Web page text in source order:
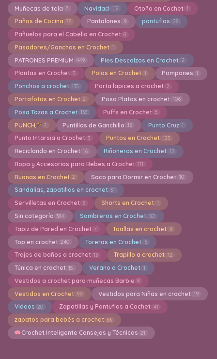
Muñecas de tela 2 Navidad 112 Otoño en Cochet 1
Paños de Cocina 78 Pantalones 9 pantuflas 28
Pañuelos para el Cabello en Crochet 8
Pasadores/Ganchos en Crochet 1
PATRONES PREMIUM 449 Pies Descalzos en Crochet 2
Plantas en Crochet 5 Polos en Crochet 1 Pompones 1
Ponchos a crochet 135 Porta lapices a crochet 2
Portafotos en Crochet 2 Posa Platos en crochet 106
Posa Tazas a Crochet 133 Puffs en Crochet 5
PUNCH 1 Puntillas de Ganchillo 16 Punto Cruz 1
Punto Intarsia a Crochet 3 Puntos en Crochet 125
Reciclando en Crochet 16 Riñoneras en Crochet 12
Ropa y Accesorios para Bebes a Crochet 111
Ruanas en Crochet 2 Saco para Dormir en Crochet 10
Sandalias, zapatillas en crochet 31
Servilletas en Crochet 6 Shorts en Crochet 1
Sin categoría 384 Sombreros en Crochet 62
Tapiz de Pared en Crochet 7 Toallas en crochet 6
Top en crochet 240 Toreras en Crochet 6
Trajes de baños a crochet 13 Trapillo a crochet 12
Túnica en crochet 15 Verano a Crochet 1
Vestidos a crochet para muñecas Barbie 8
Vestidos en Crochet 99 Vestidos para Niñas en crochet 19
Videos 20 Zapatillas y Pantuflas a Cochet 41
zapatos para bebés a crochet 36
Crochet Inteligente Consejos y Técnicas 21